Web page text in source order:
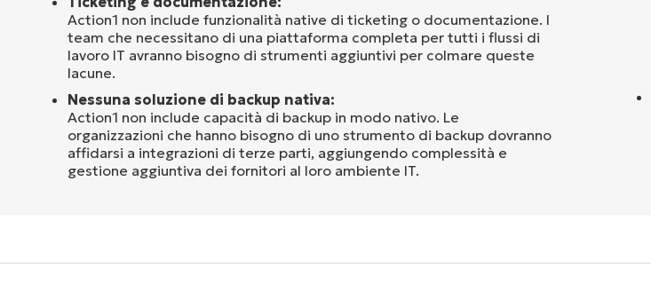
Action1 non include funzionalità native di ticketing o documentazione. I
team che necessitano di una piattaforma completa per tutti i flussi di
lavoro IT avranno bisogno di strumenti aggiuntivi per colmare queste
lacune.
Nessuna soluzione di backup nativa:
Action1 non include capacità di backup in modo nativo. Le
organizzazioni che hanno bisogno di uno strumento di backup dovranno
affidarsi a integrazioni di terze parti, aggiungendo complessità e
gestione aggiuntiva dei fornitori al loro ambiente IT.